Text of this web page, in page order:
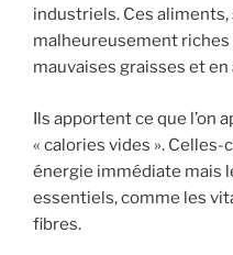
industriels. Ces
malheureusement riches
mauvaises graisses et
Ils apportent ce que l’on
« calories vides ».
énergie immédiate mais
essentiels, comme les
fibres.